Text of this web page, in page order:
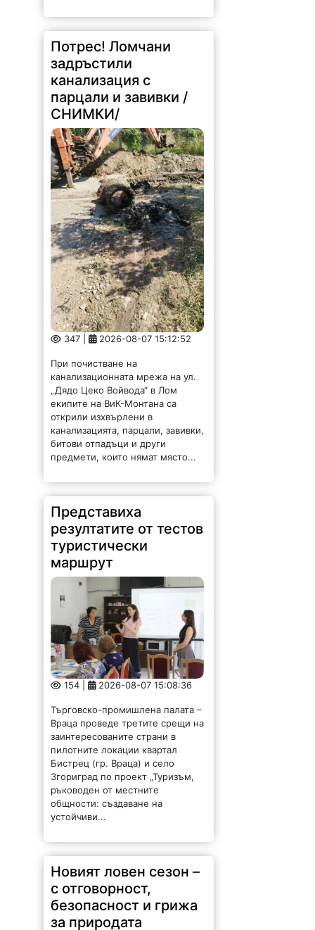
Потрес! Ломчани
задръстили
канализация с
парцали и завивки /
СНИМКИ/
347 | 2026-08-07 15:12:52
При почистване на
канализационната мрежа на ул.
„Дядо Цеко Войвода“ в Лом
екипите на ВиК-Монтана са
открили изхвърлени в
канализацията, парцали, завивки,
битови отпадъци и други
предмети, които нямат място...
Представиха
резултатите от тестов
туристически
маршрут
154 | 2026-08-07 15:08:36
Търговско-промишлена палата –
Враца проведе третите срещи на
заинтересованите страни в
пилотните локации квартал
Бистрец (гр. Враца) и село
Згориград по проект „Туризъм,
ръководен от местните
общности: създаване на
устойчиви...
Новият ловен сезон –
с отговорност,
безопасност и грижа
за природата